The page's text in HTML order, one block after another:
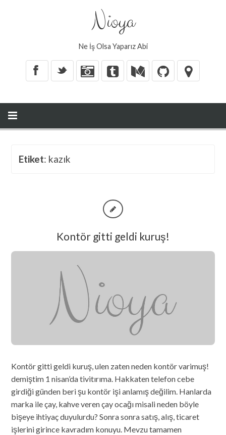
Nioya
Ne İş Olsa Yaparız Abi
X _
Etiket: kazık
Kontör gitti geldi kuruş!
Kontör gitti geldi kuruş, ulen zaten neden kontör varimuş!
demiştim 1 nisan’da tivitırıma. Hakkaten telefon cebe
girdiği günden beri şu kontör işi anlamış değilim. Hanlarda
marka ile çay, kahve veren çay ocağı misali neden böyle
bişeye ihtiyaç duyulurdu? Sonra sonra satış, alış, ticaret
işlerini girince kavradım konuyu. Mevzu tamamen